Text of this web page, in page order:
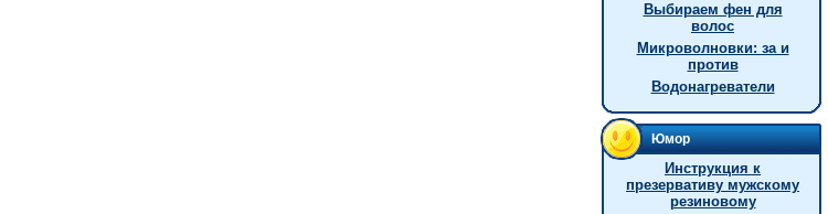
Выбираем фен для
волос
Микроволновки: за и
против
Водонагреватели
Юмор
Инструкция к
презервативу мужскому
резиновому